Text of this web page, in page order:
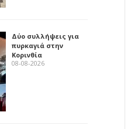
Δύο συλλήψεις για
πυρκαγιά στην
Κορινθία
08-08-2026